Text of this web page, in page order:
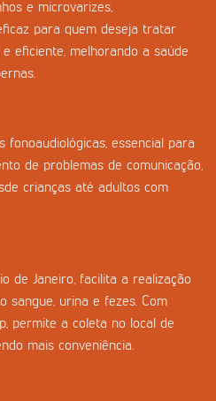
e microvarizes,
para quem deseja tratar
eficiente, melhorando a saúde
fonoaudiológicas, essencial para
de problemas de comunicação,
crianças até adultos com
de Janeiro, facilita a realização
sangue, urina e fezes. Com
permite a coleta no local de
mais conveniência.